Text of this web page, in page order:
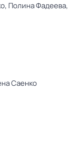
Полина Фадеева,
Саенко